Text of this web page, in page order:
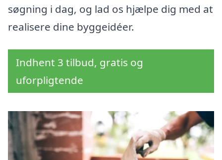
søgning i dag, og lad os hjælpe dig med at
realisere dine byggeidéer.
Indhent 3 tilbud, gratis og
uforpligtende